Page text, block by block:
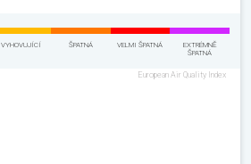
VYHOVUJÍCÍ ŠPATNÁ VELMI ŠPATNÁ
EXTRÉMNĚ
ŠPATNÁ
European Air Quality Index